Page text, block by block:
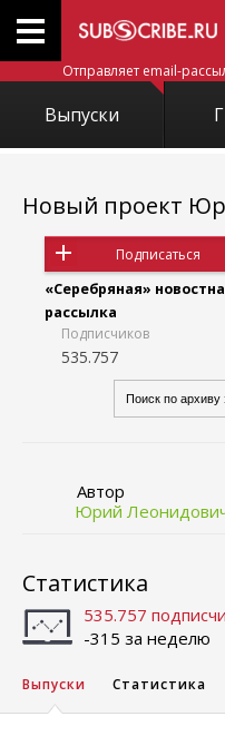
Отправляет email-
Выпуски
Новый проект
Подписаться
«Серебряная»
рассылка
Подписчиков
535.757
Автор
Юрий
Статистика
535.757
-315 за неделю
Выпуски Статистика